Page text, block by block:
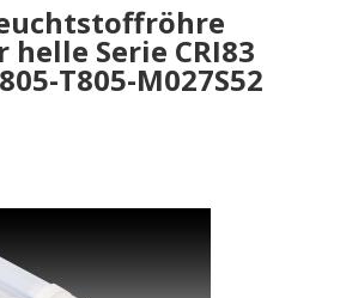
helle Serie CRI83
T805-M027S52